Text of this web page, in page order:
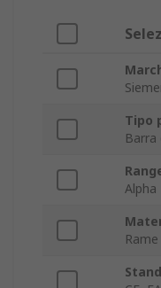
Tipo
Barra
Alpha
Rame